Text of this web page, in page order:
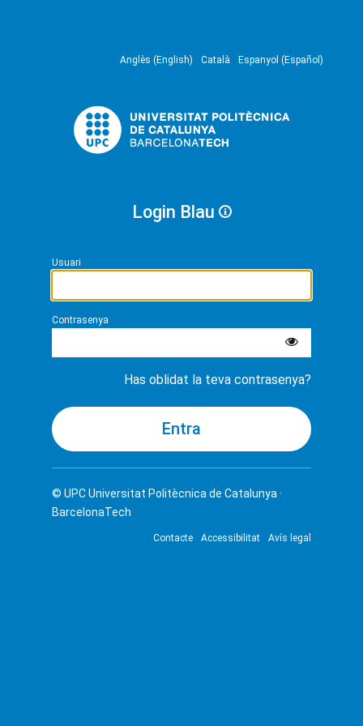
Anglès (English) Català Espanyol (Español)
Login Blau
Usuari
Contrasenya
Has oblidat la teva contrasenya?
© UPCUniversitat Politècnica de Catalunya ·
BarcelonaTech
Contacte Accessibilitat Avís legal